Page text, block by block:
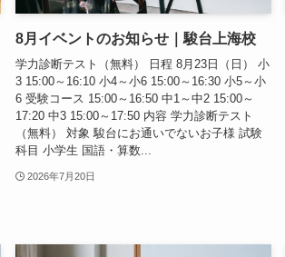
8月イベントのお知らせ｜駿台上海校
学力診断テスト（無料） 日程 8月23日（日） 小
3 15:00～16:10 小4～小6 15:00～16:30 小5～小
6 受験コース 15:00～16:50 中1～中2 15:00～
17:20 中3 15:00～17:50 内容 学力診断テスト
（無料） 対象 駿台にお通いでないお子様 試験
科目 小学生 国語・算数...
2026年7月20日